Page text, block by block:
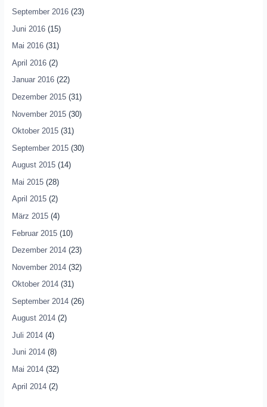
September 2016(23)
Juni 2016(15)
Mai 2016(31)
April 2016(2)
Januar 2016(22)
Dezember 2015(31)
November 2015(30)
Oktober 2015(31)
September 2015(30)
August 2015(14)
Mai 2015(28)
April 2015(2)
März 2015(4)
Februar 2015(10)
Dezember 2014(23)
November 2014(32)
Oktober 2014(31)
September 2014(26)
August 2014(2)
Juli 2014(4)
Juni 2014(8)
Mai 2014(32)
April 2014(2)